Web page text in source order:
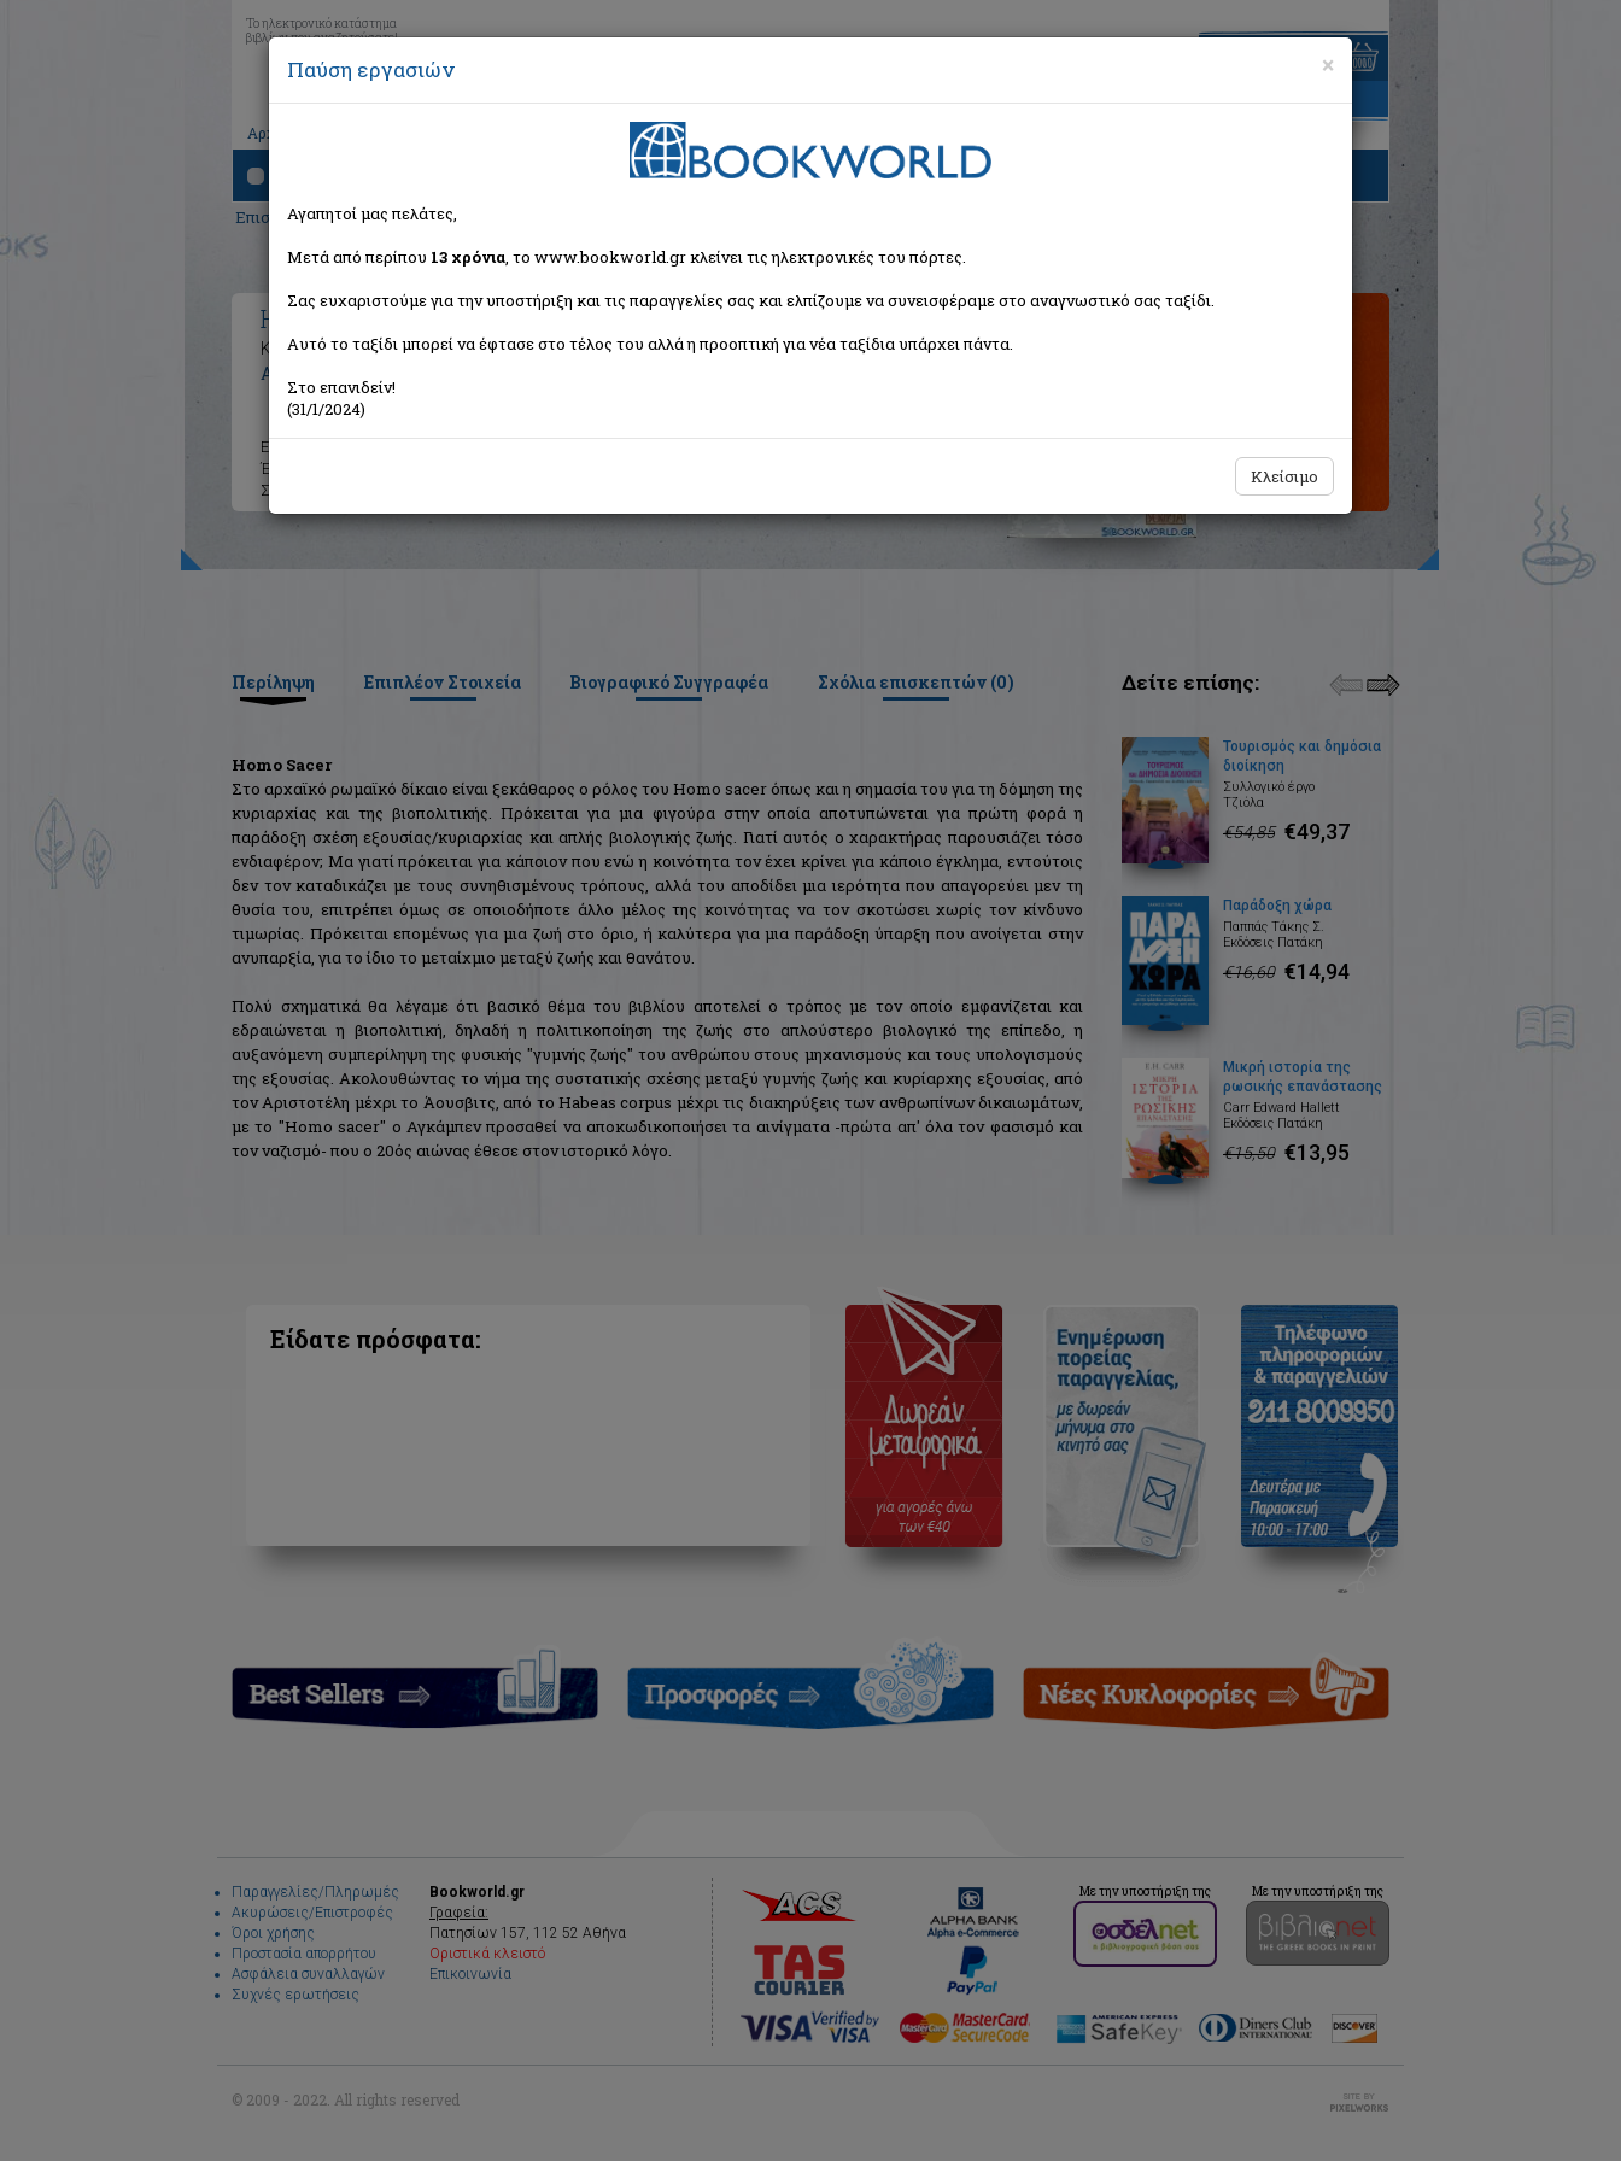
Το ηλεκτρονικό κατάστημα
βιβλίων που αναζητούσατε!
Αρχική
είναι άδειο
Επιστήμες>Επιστήμες του Ανθρώπου
Homo Sacer
Κυρίαρχη εξουσία και γυμνή ζωή
Agamben Giorgio
Εκδότης:
Έτος:
Σελίδες:
Περίληψη Επιπλέον Στοιχεία Βιογραφικό Συγγραφέα Σχόλια επισκεπτών (0)
Homo Sacer
Στο αρχαϊκό ρωμαϊκό δίκαιο είναι ξεκάθαρος ο ρόλος του Homo sacer όπως και η σημασία του για τη δόμηση της
κυριαρχίας και της βιοπολιτικής. Πρόκειται για μια φιγούρα στην οποία αποτυπώνεται για πρώτη φορά η
παράδοξη σχέση εξουσίας/κυριαρχίας και απλής βιολογικής ζωής. Γιατί αυτός ο χαρακτήρας παρουσιάζει τόσο
ενδιαφέρον; Μα γιατί πρόκειται για κάποιον που ενώ η κοινότητα τον έχει κρίνει για κάποιο έγκλημα, εντούτοις
δεν τον καταδικάζει με τους συνηθισμένους τρόπους, αλλά του αποδίδει μια ιερότητα που απαγορεύει μεν τη
θυσία του, επιτρέπει όμως σε οποιοδήποτε άλλο μέλος της κοινότητας να τον σκοτώσει χωρίς τον κίνδυνο
τιμωρίας. Πρόκειται επομένως για μια ζωή στο όριο, ή καλύτερα για μια παράδοξη ύπαρξη που ανοίγεται στην
ανυπαρξία, για το ίδιο το μεταίχμιο μεταξύ ζωής και θανάτου.
Πολύ σχηματικά θα λέγαμε ότι βασικό θέμα του βιβλίου αποτελεί ο τρόπος με τον οποίο εμφανίζεται και
εδραιώνεται η βιοπολιτική, δηλαδή η πολιτικοποίηση της ζωής στο απλούστερο βιολογικό της επίπεδο, η
αυξανόμενη συμπερίληψη της φυσικής "γυμνής ζωής" του ανθρώπου στους μηχανισμούς και τους υπολογισμούς
της εξουσίας. Ακολουθώντας το νήμα της συστατικής σχέσης μεταξύ γυμνής ζωής και κυρίαρχης εξουσίας, από
τον Αριστοτέλη μέχρι το Άουσβιτς, από το Habeas corpus μέχρι τις διακηρύξεις των ανθρωπίνων δικαιωμάτων,
με το "Homo sacer" ο Αγκάμπεν προσαθεί να αποκωδικοποιήσει τα αινίγματα -πρώτα απ' όλα τον φασισμό και
τον ναζισμό- που ο 20ός αιώνας έθεσε στον ιστορικό λόγο.
Δείτε επίσης:
Τουρισμός και δημόσια
διοίκηση
Συλλογικό έργο
Τζιόλα
€54,85 €49,37
Παράδοξη χώρα
Παππάς Τάκης Σ.
Εκδόσεις Πατάκη
€16,60 €14,94
Μικρή ιστορία της
ρωσικής επανάστασης
Carr Edward Hallett
Εκδόσεις Πατάκη
€15,50 €13,95
Είδατε πρόσφατα:
Παραγγελίες/Πληρωμές
Ακυρώσεις/Επιστροφές
Όροι χρήσης
Προστασία απορρήτου
Ασφάλεια συναλλαγών
Συχνές ερωτήσεις
Bookworld.gr
Γραφεία:
Πατησίων 157, 112 52 Αθήνα
Οριστικά κλειστό
Επικοινωνία
Με την υποστήριξη της Με την υποστήριξη της
© 2009 - 2022. All rights reserved
×
Παύση εργασιών
Αγαπητοί μας πελάτες,
Μετά από περίπου 13 χρόνια, το www.bookworld.gr κλείνει τις ηλεκτρονικές του πόρτες.
Σας ευχαριστούμε για την υποστήριξη και τις παραγγελίες σας και ελπίζουμε να συνεισφέραμε στο αναγνωστικό σας ταξίδι.
Αυτό το ταξίδι μπορεί να έφτασε στο τέλος του αλλά η προοπτική για νέα ταξίδια υπάρχει πάντα.
Στο επανιδείν!
(31/1/2024)
Κλείσιμο